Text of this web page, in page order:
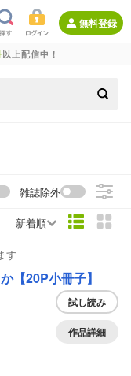
無料登録
以上配信中！
雑誌除外
新着順
す
【20P小冊子】
試し読み
作品詳細